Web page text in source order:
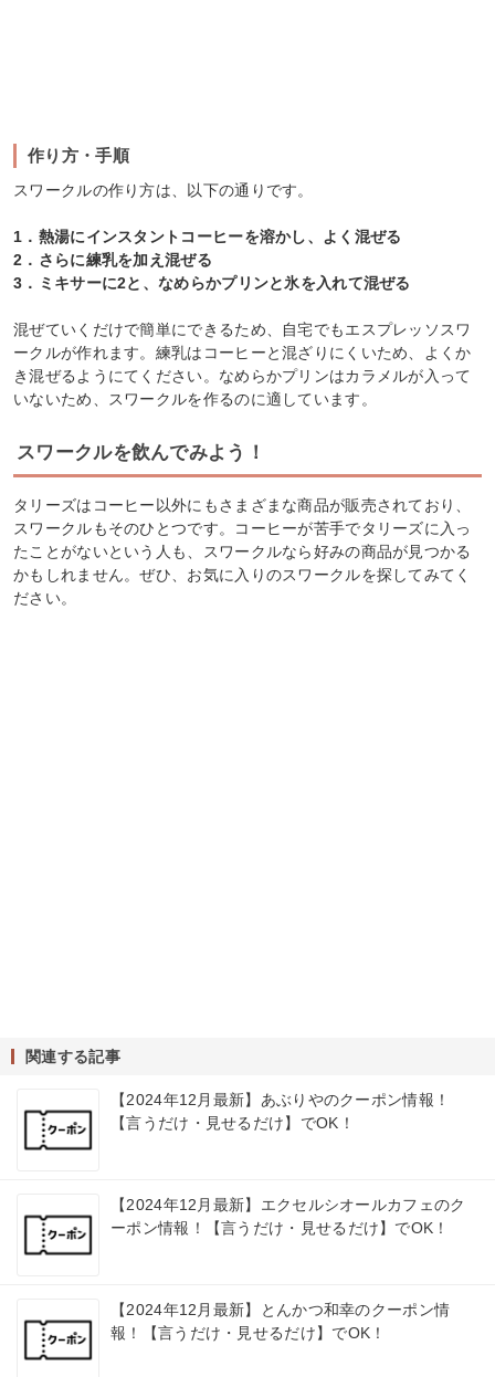
作り方・手順
スワークルの作り方は、以下の通りです。
1．熱湯にインスタントコーヒーを溶かし、よく混ぜる
2．さらに練乳を加え混ぜる
3．ミキサーに2と、なめらかプリンと氷を入れて混ぜる
混ぜていくだけで簡単にできるため、自宅でもエスプレッソスワ
ークルが作れます。練乳はコーヒーと混ざりにくいため、よくか
き混ぜるようにてください。なめらかプリンはカラメルが入って
いないため、スワークルを作るのに適しています。
スワークルを飲んでみよう！
タリーズはコーヒー以外にもさまざまな商品が販売されており、
スワークルもそのひとつです。コーヒーが苦手でタリーズに入っ
たことがないという人も、スワークルなら好みの商品が見つかる
かもしれません。ぜひ、お気に入りのスワークルを探してみてく
ださい。
関連する記事
【2024年12月最新】あぶりやのクーポン情報！
【言うだけ・見せるだけ】でOK！
【2024年12月最新】エクセルシオールカフェのク
ーポン情報！【言うだけ・見せるだけ】でOK！
【2024年12月最新】とんかつ和幸のクーポン情
報！【言うだけ・見せるだけ】でOK！